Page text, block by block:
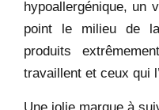
hypoallergénique, un
point le milieu de
produits
travaillent et ceux qui
Une jolie marque à